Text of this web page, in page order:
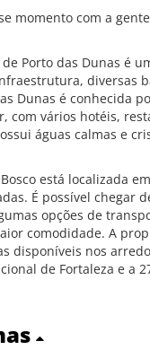
momento com a
de Porto das Dunas é
diversas
Dunas é conhecida
com vários hotéis,
águas calmas e
Bosco está localizada
É possível chegar
opções de
comodidade. A
disponíveis nos
de Fortaleza e a